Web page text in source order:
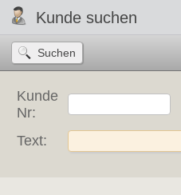
Kunde suchen
Kunde
Nr:
Text: